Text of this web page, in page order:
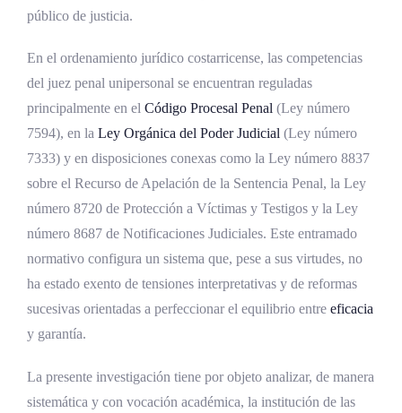
siglo XIX y la primera mitad del siglo XX
La Ley número 7594 y el tránsito al modelo
acusatorio
Reformas procesales posteriores
Marco normativo vigente de las causas
penales en tribunales unipersonales
El Código Procesal Penal como columna
vertebral
La fase de investigación preparatoria
El juicio oral y público ante el tribunal
unipersonal
público de justicia.
En el ordenamiento jurídico costarricense, las competencias
del juez penal unipersonal se encuentran reguladas
principalmente en el Código Procesal Penal (Ley número
7594), en la Ley Orgánica del Poder Judicial (Ley número
7333) y en disposiciones conexas como la Ley número 8837
sobre el Recurso de Apelación de la Sentencia Penal, la Ley
número 8720 de Protección a Víctimas y Testigos y la Ley
número 8687 de Notificaciones Judiciales. Este entramado
normativo configura un sistema que, pese a sus virtudes, no
ha estado exento de tensiones interpretativas y de reformas
sucesivas orientadas a perfeccionar el equilibrio entre eficacia
y garantía.
La presente investigación tiene por objeto analizar, de manera
sistemática y con vocación académica, la institución de las